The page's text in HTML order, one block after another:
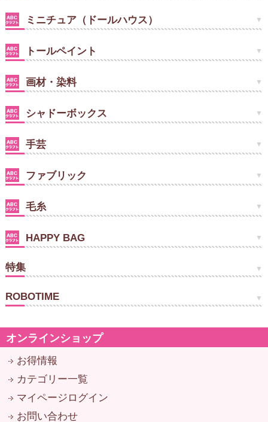
ミニチュア（ドールハウス）
トールペイント
画材・染料
シャドーボックス
手芸
ファブリック
毛糸
HAPPY BAG
特集
ROBOTIME
オンラインショップ
お得情報
カテゴリー一覧
マイページログイン
お問い合わせ